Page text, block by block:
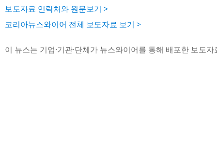
보도자료 연락처와 원문보기 >
코리아뉴스와이어 전체 보도자료 보기 >
이 뉴스는 기업·기관·단체가 뉴스와이어를 통해 배포한 보도